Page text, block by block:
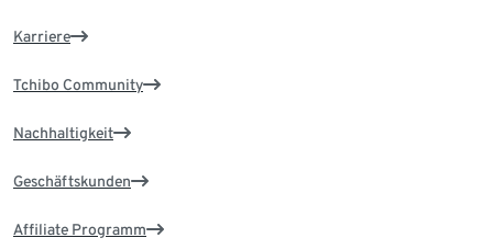
Karriere
Tchibo Community
Nachhaltigkeit
Geschäftskunden
Affiliate Programm